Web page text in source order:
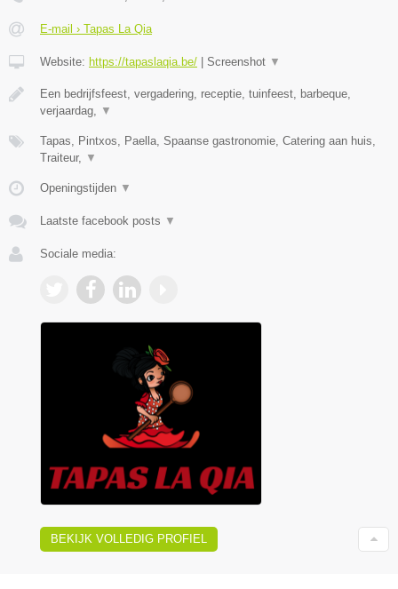
E-mail › Tapas La Qia
Website: https://tapaslaqia.be/ Screenshot ▼
Een bedrijfsfeest, vergadering, receptie, tuinfeest, barbeque,
verjaardag, ▼
Tapas, Pintxos, Paella, Spaanse gastronomie, Catering aan huis,
Traiteur, ▼
Openingstijden ▼
Laatste facebook posts ▼
Sociale media:
BEKIJK VOLLEDIG PROFIEL